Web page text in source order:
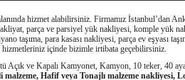
hizmet alabilirsiniz. Firmamız İstanbul’dan
parça ve parsiyel yük nakliyesi, komple yük
taşıma, para kasası nakliyesi, parça ev eşyası
içinde bizimle irtibata geçebilirsiniz.
ve Kapalı Kamyonet, Kamyon, 10 teker, 40
malzeme, Hafif veya Tonajlı malzeme nakliyesi,